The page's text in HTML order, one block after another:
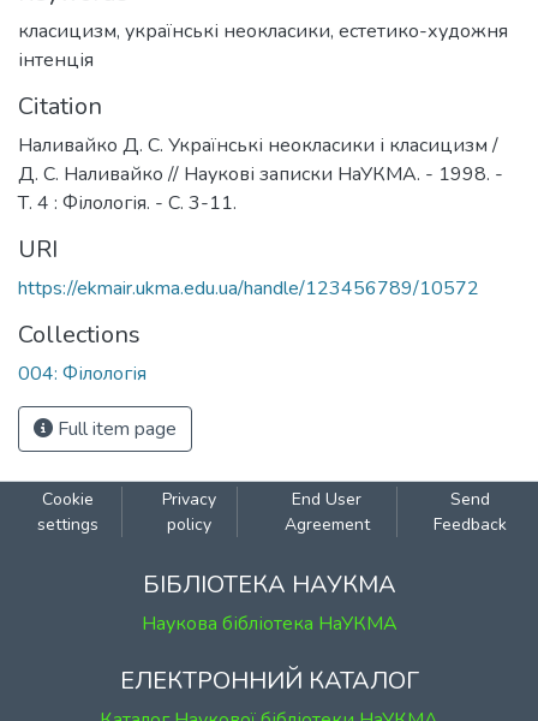
класицизм, українські неокласики, естетико-художня
інтенція
Citation
Наливайко Д. С. Українські неокласики і класицизм /
Д. С. Наливайко // Наукові записки НаУКМА. - 1998. -
Т. 4 : Філологія. - С. 3-11.
URI
https://ekmair.ukma.edu.ua/handle/123456789/10572
Collections
004: Філологія
Full item page
Cookie
settings
Privacy
policy
End User
Agreement
Send
Feedback
БІБЛІОТЕКА НАУКМА
Наукова бібліотека НаУКМА
ЕЛЕКТРОННИЙ КАТАЛОГ